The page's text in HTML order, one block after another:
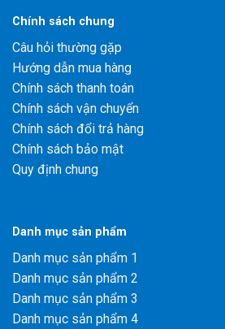
Chính sách chung
Câu hỏi thường gặp
Hướng dẫn mua hàng
Chính sách thanh toán
Chính sách vận chuyển
Chính sách đổi trả hàng
Chính sách bảo mật
Quy định chung
Danh mục sản phẩm
Danh mục sản phẩm 1
Danh mục sản phẩm 2
Danh mục sản phẩm 3
Danh mục sản phẩm 4